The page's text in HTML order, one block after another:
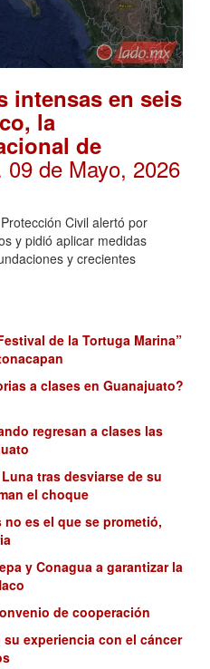
intensas en seis
la
de
09 de Mayo, 2026
Civil alertó por
y pidió aplicar medidas
y crecientes
de la Tortuga Marina”
a clases en Guanajuato?
regresan a clases las
tras desviarse de su
el choque
es el que se prometió,
y Conagua a garantizar la
de cooperación
experiencia con el cáncer